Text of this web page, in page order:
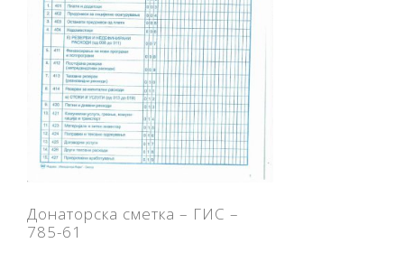
Донаторска сметка – ГИС –
785-61